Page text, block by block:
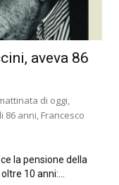
aveva 86
di oggi,
86 anni, Francesco
la pensione della
10 anni:...